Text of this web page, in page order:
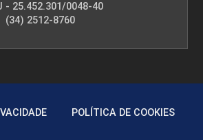
- 25.452.301/0048-40
(34) 2512-8760
POLÍTICA DE COOKIES